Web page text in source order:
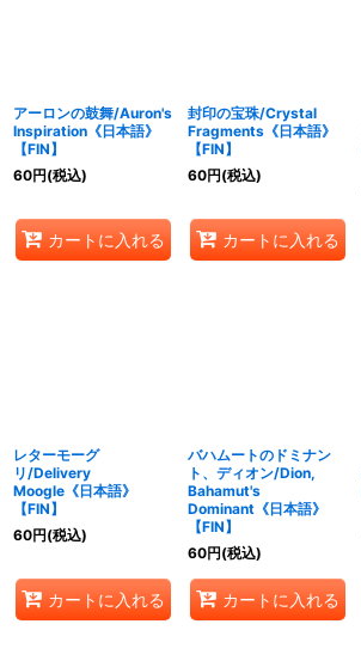
アーロンの鼓舞/Auron's
Inspiration《日本語》
【FIN】
60円(税込)
カートに入れる
封印の宝珠/Crystal
Fragments《日本語》
【FIN】
60円(税込)
カートに入れる
レターモーグ
リ/Delivery
Moogle《日本語》
【FIN】
60円(税込)
カートに入れる
バハムートのドミナン
ト、ディオン/Dion,
Bahamut's
Dominant《日本語》
【FIN】
60円(税込)
カートに入れる